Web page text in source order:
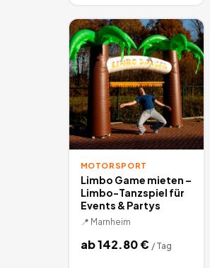
MOTORSPORT
Limbo Game mieten –
Limbo-Tanzspiel für
Events & Partys
📍 Marnheim
ab142.80€ / Tag